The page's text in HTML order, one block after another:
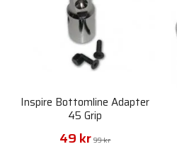
Inspire Bottomline Adapter
45 Grip
49 kr 99 kr